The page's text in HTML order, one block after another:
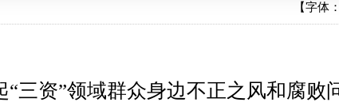
【字体：
“三资”领域群众身边不正之风和腐败